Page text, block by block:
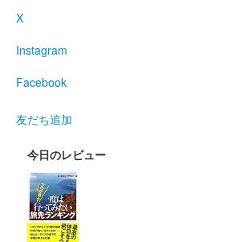
小幡城 御城印
販売終了
小幡城 御城印
2024年6月15、16日に開催された群馬戦国御
販売された後、9月14日より現地にて販売。織
木瓜」がデザインされている。文字はぐんま
ズが担当した……
X
Instagram
Facebook
友だち追加
今日のレビュー